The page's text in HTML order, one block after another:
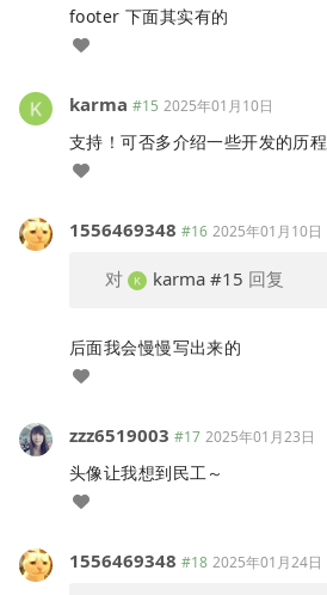
footer 下面其实有的
karma #15 2025年01月10日
支持！可否多介绍一些开发的历程
1556469348 #16 2025年01月10日
对 karma #15 回复
后面我会慢慢写出来的
zzz6519003 #17 2025年01月23日
头像让我想到民工～
1556469348 #18 2025年01月24日